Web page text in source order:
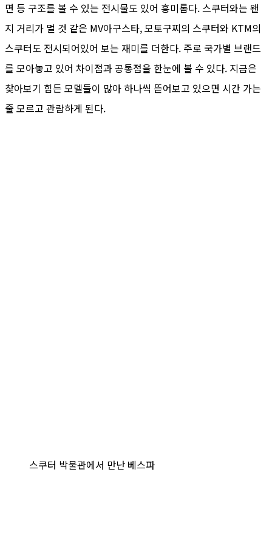
면 등 구조를 볼 수 있는 전시물도 있어 흥미롭다. 스쿠터와는 왠
지 거리가 멀 것 같은 MV아구스타, 모토구찌의 스쿠터와 KTM의
스쿠터도 전시되어있어 보는 재미를 더한다. 주로 국가별 브랜드
를 모아놓고 있어 차이점과 공통점을 한눈에 볼 수 있다. 지금은
찾아보기 힘든 모델들이 많아 하나씩 뜯어보고 있으면 시간 가는
줄 모르고 관람하게 된다.
스쿠터 박물관에서 만난 베스파